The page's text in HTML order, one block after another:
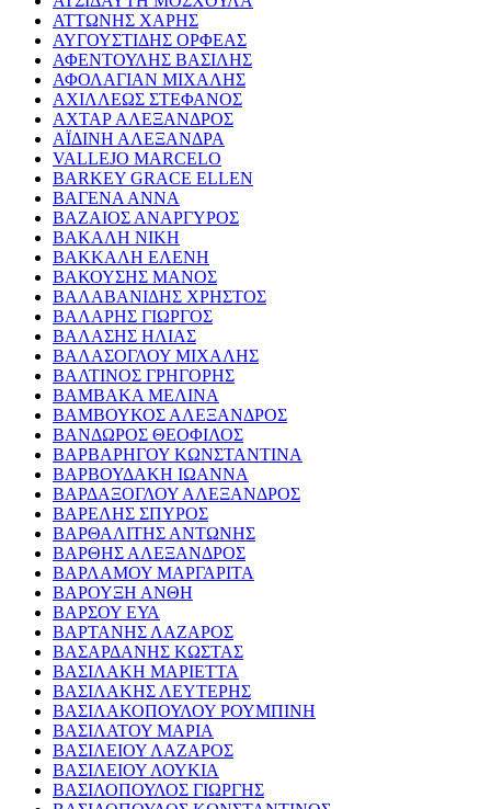
ΑΤΤΩΝΗΣ ΧΑΡΗΣ
ΑΥΓΟΥΣΤΙΔΗΣ ΟΡΦΕΑΣ
ΑΦΕΝΤΟΥΛΗΣ ΒΑΣΙΛΗΣ
ΑΦΟΛΑΓΙΑΝ ΜΙΧΑΛΗΣ
ΑΧΙΛΛΕΩΣ ΣΤΕΦΑΝΟΣ
ΑΧΤΑΡ ΑΛΕΞΑΝΔΡΟΣ
ΑΪΔΙΝΗ ΑΛΕΞΑΝΔΡΑ
VALLEJO MARCELO
BARKEY GRACE ELLEN
ΒΑΓΕΝΑ ΑΝΝΑ
ΒΑΖΑΙΟΣ ΑΝΑΡΓΥΡΟΣ
ΒΑΚΑΛΗ ΝΙΚΗ
ΒΑΚΚΑΛΗ ΕΛΕΝΗ
ΒΑΚΟΥΣΗΣ ΜΑΝΟΣ
ΒΑΛΑΒΑΝΙΔΗΣ ΧΡΗΣΤΟΣ
ΒΑΛΑΡΗΣ ΓΙΩΡΓΟΣ
ΒΑΛΑΣΗΣ ΗΛΙΑΣ
ΒΑΛΑΣΟΓΛΟΥ ΜΙΧΑΛΗΣ
ΒΑΛΤΙΝΟΣ ΓΡΗΓΟΡΗΣ
ΒΑΜΒΑΚΑ ΜΕΛΙΝΑ
ΒΑΜΒΟΥΚΟΣ ΑΛΕΞΑΝΔΡΟΣ
ΒΑΝΔΩΡΟΣ ΘΕΟΦΙΛΟΣ
ΒΑΡΒΑΡΗΓΟΥ ΚΩΝΣΤΑΝΤΙΝΑ
ΒΑΡΒΟΥΔΑΚΗ ΙΩΑΝΝΑ
ΒΑΡΔΑΞΟΓΛΟΥ ΑΛΕΞΑΝΔΡΟΣ
ΒΑΡΕΛΗΣ ΣΠΥΡΟΣ
ΒΑΡΘΑΛΙΤΗΣ ΑΝΤΩΝΗΣ
ΒΑΡΘΗΣ ΑΛΕΞΑΝΔΡΟΣ
ΒΑΡΛΑΜΟΥ ΜΑΡΓΑΡΙΤΑ
ΒΑΡΟΥΞΗ ΑΝΘΗ
ΒΑΡΣΟΥ ΕΥΑ
ΒΑΡΤΑΝΗΣ ΛΑΖΑΡΟΣ
ΒΑΣΑΡΔΑΝΗΣ ΚΩΣΤΑΣ
ΒΑΣΙΛΑΚΗ ΜΑΡΙΕΤΤΑ
ΒΑΣΙΛΑΚΗΣ ΛΕΥΤΕΡΗΣ
ΒΑΣΙΛΑΚΟΠΟΥΛΟΥ ΡΟΥΜΠΙΝΗ
ΒΑΣΙΛΑΤΟΥ ΜΑΡΙΑ
ΒΑΣΙΛΕΙΟΥ ΛΑΖΑΡΟΣ
ΒΑΣΙΛΕΙΟΥ ΛΟΥΚΙΑ
ΒΑΣΙΛΟΠΟΥΛΟΣ ΓΙΩΡΓΗΣ